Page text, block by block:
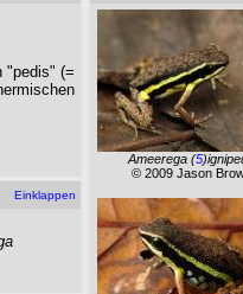
"pedis" (=
Einklappen
Ameerega (5
© 2009 Jason